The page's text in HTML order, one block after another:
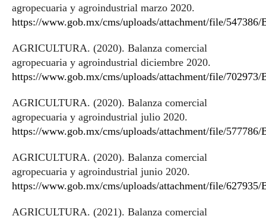
agropecuaria y agroindustrial marzo 2020.
https://www.gob.mx/cms/uploads/attachment/file/
AGRICULTURA. (2020). Balanza comercial
agropecuaria y agroindustrial diciembre 2020.
https://www.gob.mx/cms/uploads/attachment/file/
AGRICULTURA. (2020). Balanza comercial
agropecuaria y agroindustrial julio 2020.
https://www.gob.mx/cms/uploads/attachment/file/
AGRICULTURA. (2020). Balanza comercial
agropecuaria y agroindustrial junio 2020.
https://www.gob.mx/cms/uploads/attachment/file/
AGRICULTURA. (2021). Balanza comercial